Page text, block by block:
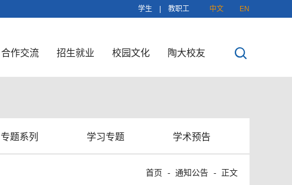
学生 教职工 中文 EN
合作交流 招生就业 校园文化 陶大校友
专题系列 学习专题 学术预告
首页 通知公告 正文